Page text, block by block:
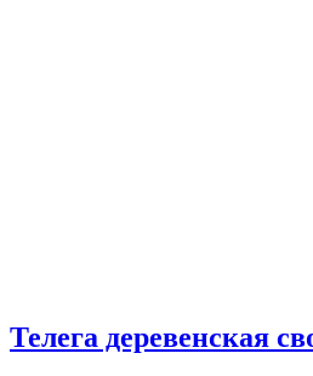
Телега деревенская